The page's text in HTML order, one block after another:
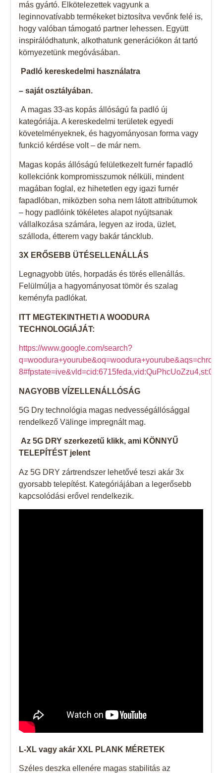
más gyártó. Elkötelezettek vagyunk a
leginnovatívabb termékeket biztosítva vevőnk felé is,
hogy valóban támogató partner lehessen. Együtt
inspirálódhatunk, alkothatunk generációkon át tartó
környezetünk megóvásában.
Padló kereskedelmi használatra
– saját osztályában.
A magas 33-as kopás állóságú fa padló új
kategóriája. A kereskedelmi területek egyedi
követelményeknek, és hagyományosan forma vagy
funkció kérdése volt – de már nem.
Magas kopás állóságú felületkezelt furnér fapadló
kollekciónk kompromisszumok nélküli, mindent
magában foglal, ez hihetetlen egy igazi furnér
fapadlóban, miközben soha nem látott attribútumok
– hogy padlóink ​​tökéletes alapot nyújtsanak
vállalkozása számára, legyen az iroda, üzlet,
szálloda, étterem vagy bakár táncklub.
3X ERŐSEBB ÜTÉSELLENÁLLÁS
Legnagyobb ütés, horpadás és törés ellenállás.
Felülmúlja a hagyományosat tömör és szalag
keményfa padlókat.
ITT MEGTEKINTHETI A WOODURA
TECHNOLOGIÁJÁT:
https://www.google.com/search?
8#fpstate=ive&vld=cid:6715feda,vid:QuPhcUoZzu4,st:0
NAGYOBB VÍZELLENÁLLÓSÁG
5G Dry technológia magas nedvességállósággal
rendelkező Välinge impregnált mag.
Az 5G DRY szerkezetű klikk, ami KÖNNYŰ
TELEPÍTÉST jelent
Az 5G DRY zártrendszer lehetővé teszi akár 3x
gyorsabb telepítést. Kategóriájában a legerősebb
kapcsolódási erővel rendelkezik.
L-XL vagy akár XXL PLANK MÉRETEK
Széles deszka ellenére magas stabilitás az